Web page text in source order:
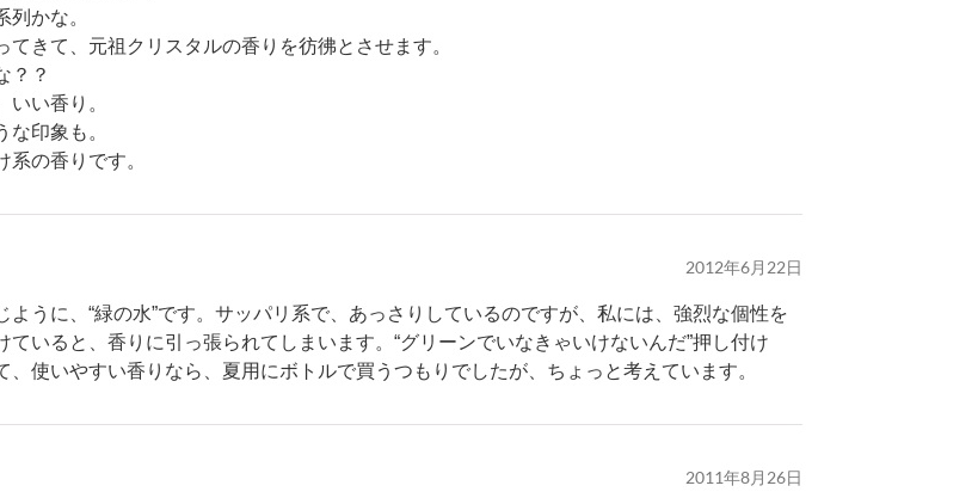
かな。
てきて、元祖クリスタルの香りを彷彿とさせます。
？？
いい香り。
印象も。
の香りです。
2012年6月22日
ように、“緑の水”です。サッパリ系で、あっさりしているのですが、私には、強烈な個性を
ていると、香りに引っ張られてしまいます。“グリーンでいなきゃいけないんだ”押し付け
使いやすい香りなら、夏用にボトルで買うつもりでしたが、ちょっと考えています。
2011年8月26日